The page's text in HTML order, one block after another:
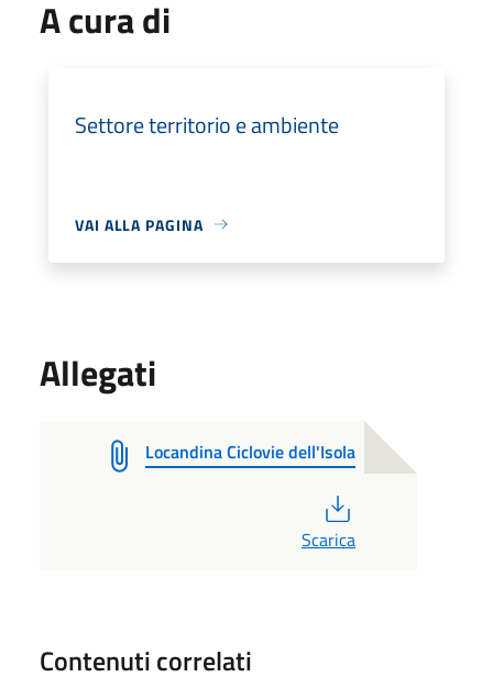
A cura di
Settore territorio e ambiente
VAI ALLA PAGINA
Allegati
Locandina Ciclovie dell'Isola
Scarica
Contenuti correlati